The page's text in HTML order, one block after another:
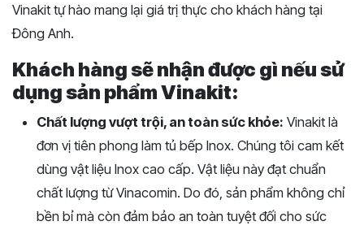
Vinakit tự hào mang lại giá trị thực cho khách hàng tại
Đông Anh.
Khách hàng sẽ nhận được gì nếu sử
dụng sản phẩm Vinakit:
Chất lượng vượt trội, an toàn sức khỏe: Vinakit là
đơn vị tiên phong làm tủ bếp Inox. Chúng tôi cam kết
dùng vật liệu Inox cao cấp. Vật liệu này đạt chuẩn
chất lượng từ Vinacomin. Do đó, sản phẩm không chỉ
bền bỉ mà còn đảm bảo an toàn tuyệt đối cho sức